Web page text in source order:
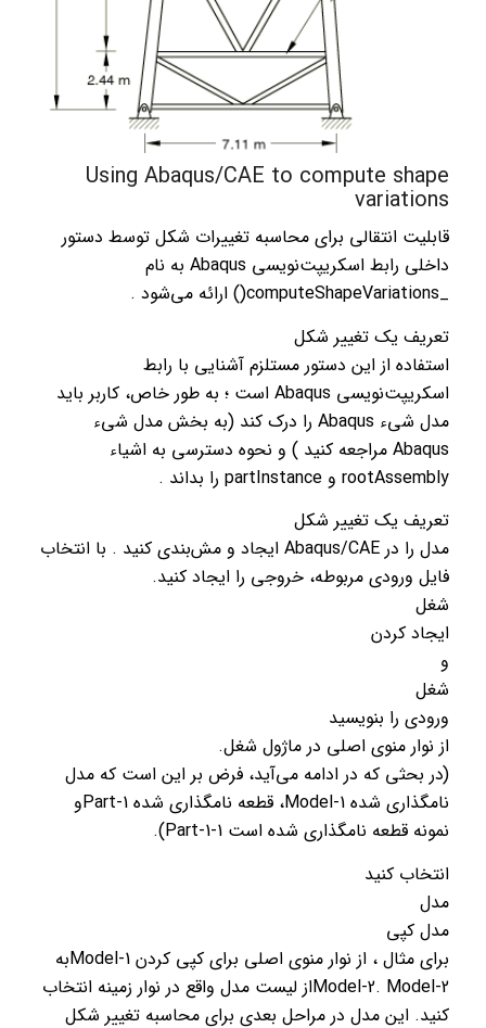
Using Abaqus/CAE to compute shape
variations
قابلیت انتقالی برای محاسبه تغییرات شکل توسط دستور
داخلی رابط اسکریپت‌نویسی Abaqus به نام
_computeShapeVariations() ارائه می‌شود .
تعریف یک تغییر شکل
استفاده از این دستور مستلزم آشنایی با رابط
اسکریپت‌نویسی Abaqus است ؛ به طور خاص، کاربر باید
مدل شیء Abaqus را درک کند (به بخش مدل شیء
Abaqus مراجعه کنید ) و نحوه دسترسی به اشیاء
rootAssembly و partInstance را بداند .
تعریف یک تغییر شکل
مدل را در Abaqus/CAE ایجاد و مش‌بندی کنید . با انتخاب
فایل ورودی مربوطه، خروجی را ایجاد کنید.
شغل
ایجاد کردن
و
شغل
ورودی را بنویسید
از نوار منوی اصلی در ماژول شغل.
(در بحثی که در ادامه می‌آید، فرض بر این است که مدل
نامگذاری شده Model-1، قطعه نامگذاری شده Part-1و
نمونه قطعه نامگذاری شده است Part-1-1).
انتخاب کنید
مدل
مدل کپی
برای مثال ، از نوار منوی اصلی برای کپی کردن Model-1به
Model-2. Model-2از لیست مدل واقع در نوار زمینه انتخاب
کنید. این مدل در مراحل بعدی برای محاسبه تغییر شکل